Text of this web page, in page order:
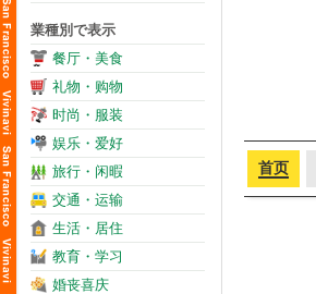
業種別で表示
餐厅・美食
礼物・购物
时尚・服装
娱乐・爱好
旅行・闲暇
交通・运输
生活・居住
教育・学习
婚丧喜庆
首页